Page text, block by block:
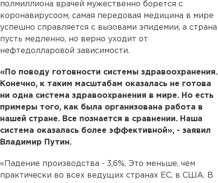
полмиллиона врачей мужественно борется с
коронавирусоом, самая передовая медицина в мире
успешно справляется с вызовами эпидемии, а страна
пусть медленно, но верно уходит от
нефтедолларовой зависимости.
«По поводу готовности системы здравоохранения.
Конечно, к таким масштабам оказалась не готова
ни одна система здравоохранения в мире. Но есть
примеры того, как была организована работа в
нашей стране. Все познается в сравнении. Наша
система оказалась более эффективной», - заявил
Владимир Путин.
«Падение производства - 3,6%. Это меньше, чем
практически во всех ведущих странах ЕС, в США. В